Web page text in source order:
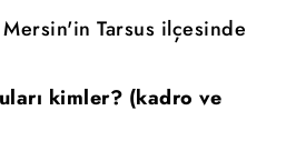
Tarsus ilçesinde
kimler? (kadro ve